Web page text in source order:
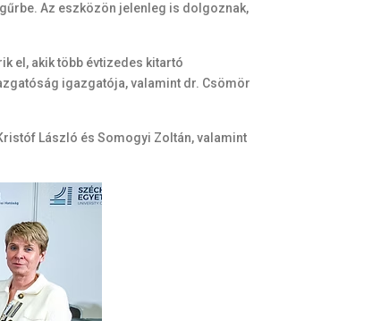
Az eszközön jelenleg is dolgoznak,
el, akik több évtizedes kitartó
igazgatója, valamint dr. Csömör
László és Somogyi Zoltán, valamint